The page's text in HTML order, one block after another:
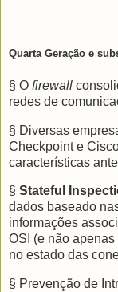
Quarta Geração e
§ O firewall
redes de
§ Diversas
Checkpoint e
características
§ Stateful
dados baseado
informações
OSI (e não
no estado das
§ Prevenção de